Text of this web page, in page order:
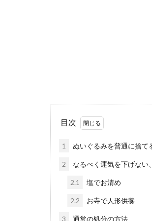
目次
1 ぬいぐるみを普通に捨て
2 なるべく運気を下げない
2.1 塩でお清め
2.2 お寺で人形供養
3 通常の処分の方法